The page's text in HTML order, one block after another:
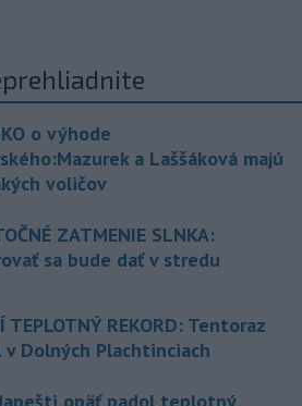
o výhode
a Laššáková majú
voličov
ZATMENIE SLNKA:
sa bude dať v stredu
TEPLOTNÝ REKORD: Tentoraz
v Dolných Plachtinciach
opäť padol teplotný